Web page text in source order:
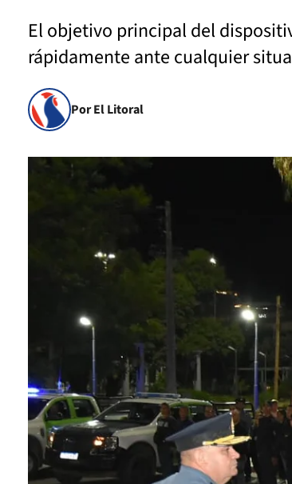
El objetivo principal del
rápidamente ante cualquier
Por El Litoral